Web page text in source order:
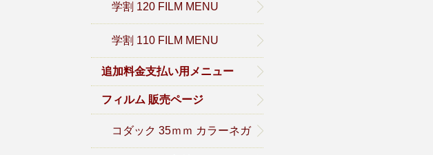
学割 120 FILM MENU
学割 110 FILM MENU
追加料金支払い用メニュー
フィルム 販売ページ
コダック 35ｍｍ カラーネガ